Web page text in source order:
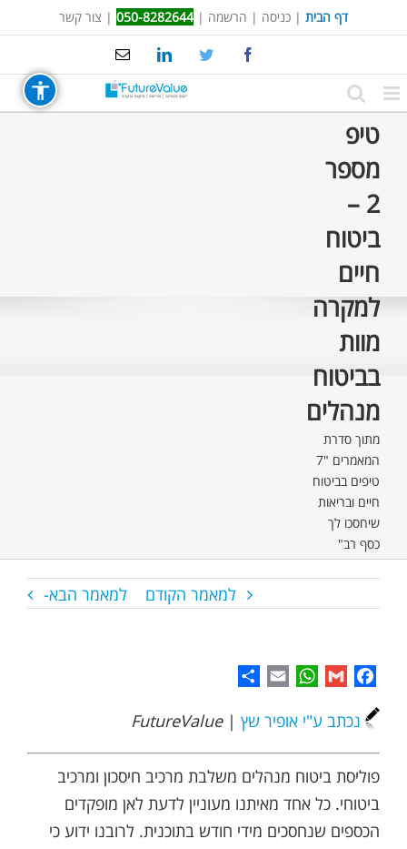
to
דף הבית | כניסה | הרשמה |
050-8282644
| צור קשר
Facebook
Twitter
LinkedIn
Email
טיפ
מספר
2 –
ביטוח
חיים
למקרה
מוות
בביטוח
מנהלים
מתוך סדרת
המאמרים "7
טיפים בביטוח
חיים ובריאות
שיחסכו לך
כסף רב"
למאמר הקודם למאמר הבא-
Facebook
Gmail
WhatsApp
Email
נכתב ע"י אופיר שץ |
FutureValue
פוליסת ביטוח מנהלים משלבת מרכיב חיסכון ומרכיב
ביטוחי. כל אחד מאיתנו מעוניין לדעת לאן מופקדים
הכספים שנחסכים מידי חודש בתוכנית. לרובנו ידוע כי